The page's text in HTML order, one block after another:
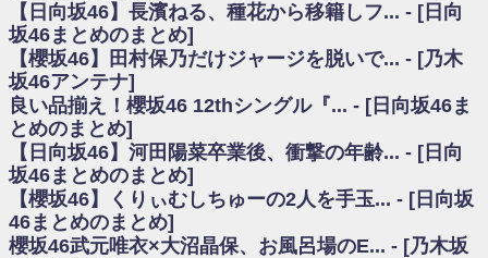
欅坂/日向坂46まとめのまとめ / 【櫻坂46】田村保乃だけジャージを脱いで
いた理由
日向坂46まとめのまとめ / 【日向坂46】若林さん「笑えないぐらい師匠だ
から」佐々木久美と卒業後初の共演の様子がこちら！【激レアさん】
日向坂46まとめのまとめ / 【元日向坂46】情報解禁前で言えない！？丹生
ちゃん、メンバーと会った模様
乃木坂欅坂まとめのまとめ / 【日向坂46】この月、何かあるのか！？『お
願いバッハ！』ミーグリ日程がこちら
欅坂/日向坂46まとめのまとめ / 【櫻坂46】ミーグリで喧嘩！？山下瞳月、
これはマジギレしてる
乃木坂46アンテナ / 【櫻坂46】ハリソン守屋「ゆーづのせいです」【ラヴ
ィット!】
乃木坂あんてな ～乃木坂46・欅坂46・日向坂46のニュース・情報・話題
【日向坂46】長濱ねる、種花から移籍しフ... - [日向
坂46まとめのまとめ]
【櫻坂46】田村保乃だけジャージを脱いで... - [乃木
坂46アンテナ]
良い品揃え！櫻坂46 12thシングル『... - [日向坂46ま
とめのまとめ]
【日向坂46】河田陽菜卒業後、衝撃の年齢... - [日向
坂46まとめのまとめ]
【櫻坂46】くりぃむしちゅーの2人を手玉... - [日向坂
46まとめのまとめ]
櫻坂46武元唯衣×大沼晶保、お風呂場のE... - [乃木坂